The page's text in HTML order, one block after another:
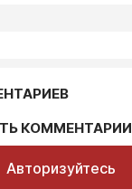
КОММЕНТАРИИ
Авторизуйтесь